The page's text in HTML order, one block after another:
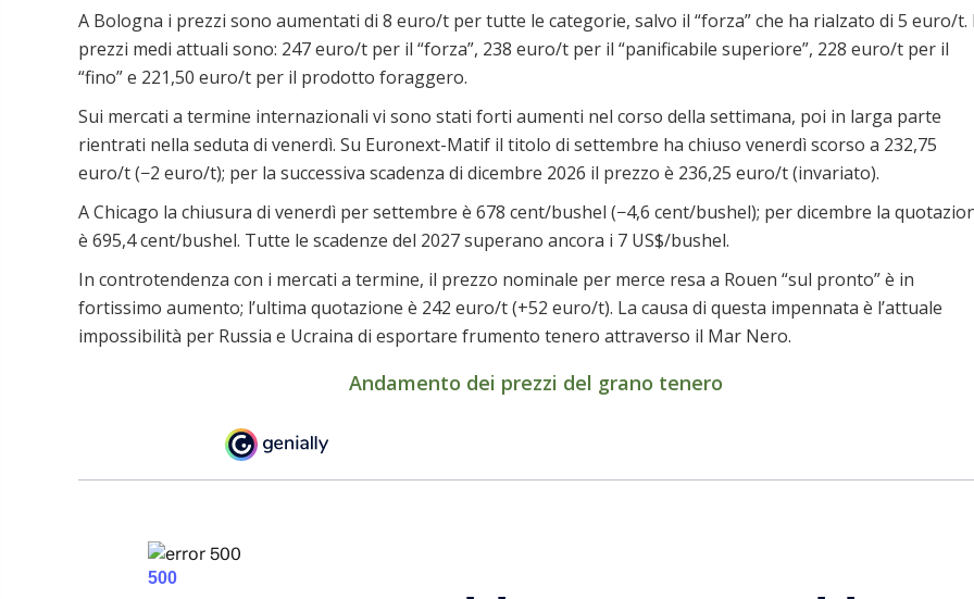
A Bologna i prezzi sono aumentati di 8 euro/t per tutte le categorie, salvo il “forza” che ha rialzato di 5 euro/t.
prezzi medi attuali sono: 247 euro/t per il “forza”, 238 euro/t per il “panificabile superiore”, 228 euro/t per il
“fino” e 221,50 euro/t per il prodotto foraggero.
Sui mercati a termine internazionali vi sono stati forti aumenti nel corso della settimana, poi in larga parte
rientrati nella seduta di venerdì. Su Euronext-Matif il titolo di settembre ha chiuso venerdì scorso a 232,75
euro/t (−2 euro/t); per la successiva scadenza di dicembre 2026 il prezzo è 236,25 euro/t (invariato).
A Chicago la chiusura di venerdì per settembre è 678 cent/bushel (−4,6 cent/bushel); per dicembre la
è 695,4 cent/bushel. Tutte le scadenze del 2027 superano ancora i 7 US$/bushel.
In controtendenza con i mercati a termine, il prezzo nominale per merce resa a Rouen “sul pronto” è in
fortissimo aumento; l’ultima quotazione è 242 euro/t (+52 euro/t). La causa di questa impennata è l’attuale
impossibilità per Russia e Ucraina di esportare frumento tenero attraverso il Mar Nero.
Andamento dei prezzi del grano tenero